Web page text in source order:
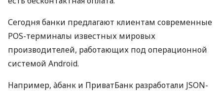
Сегодня банки предлагают клиентам современные
POS-терминалы известных мировых
производителей, работающих под операционной
системой Android.
Например, àбанк и ПриватБанк разработали JSON-